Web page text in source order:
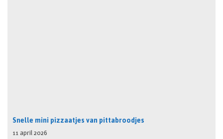
Snelle mini pizzaatjes van pittabroodjes
11 april 2026